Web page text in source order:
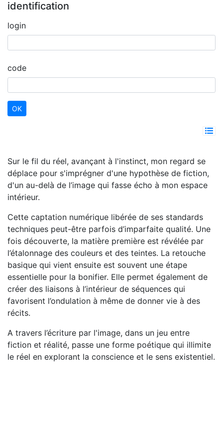
identification
login
code
Sur le fil du réel, avançant à l'instinct, mon regard se
déplace pour s'imprégner d'une hypothèse de fiction,
d'un au-delà de l’image qui fasse écho à mon espace
intérieur.
Cette captation numérique libérée de ses standards
techniques peut-être parfois d’imparfaite qualité. Une
fois découverte, la matière première est révélée par
l’étalonnage des couleurs et des teintes. La retouche
basique qui vient ensuite est souvent une étape
essentielle pour la bonifier. Elle permet également de
créer des liaisons à l’intérieur de séquences qui
favorisent l’ondulation à même de donner vie à des
récits.
A travers l’écriture par l'image, dans un jeu entre
fiction et réalité, passe une forme poétique qui illimite
le réel en explorant la conscience et le sens existentiel.